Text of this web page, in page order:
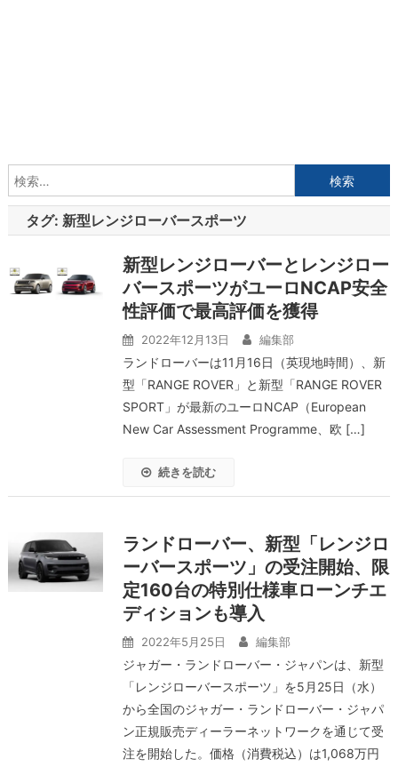
索:
タグ: 新型レンジローバースポーツ
新型レンジローバーとレンジロー
バースポーツがユーロNCAP安全
性評価で最高評価を獲得
2022年12月13日 編集部
ランドローバーは11月16日（英現地時間）、新
型「RANGE ROVER」と新型「RANGE ROVER
SPORT」が最新のユーロNCAP（European
New Car Assessment Programme、欧 […]
続きを読む
ランドローバー、新型「レンジロ
ーバースポーツ」の受注開始、限
定160台の特別仕様車ローンチエ
ディションも導入
2022年5月25日 編集部
ジャガー・ランドローバー・ジャパンは、新型
「レンジローバースポーツ」を5月25日（水）
から全国のジャガー・ランドローバー・ジャパ
ン正規販売ディーラーネットワークを通じて受
注を開始した。価格（消費税込）は1,068万円